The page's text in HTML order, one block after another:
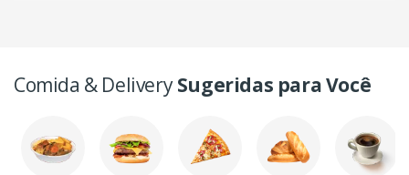
Comida & DeliverySugeridas para Você